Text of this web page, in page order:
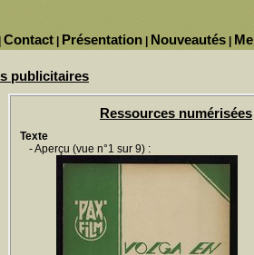
Nouveautés
Présentation
Contact
publicitaires
Ressources numérisées
Texte
- Aperçu (vue n°1 sur 9) :